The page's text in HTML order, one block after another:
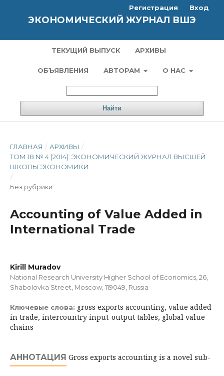
ЭКОНОМИЧЕСКИЙ ЖУРНАЛ ВШЭ
ТЕКУЩИЙ ВЫПУСК АРХИВЫ
ОБЪЯВЛЕНИЯ АВТОРАМ О НАС
Найти
Регистрация Вход
ГЛАВНАЯ / АРХИВЫ /
ТОМ 18 № 4 (2014): ЭКОНОМИЧЕСКИЙ ЖУРНАЛ ВЫСШЕЙ
ШКОЛЫ ЭКОНОМИКИ
/
Без рубрики
Accounting of Value Added in
International Trade
Kirill Muradov
National Research University Higher School of Economics, 26,
Shabolovka Street, Moscow, 119049, Russia
Ключевые слова: gross exports accounting, value added
in trade, intercountry input-output tables, global value
chains
АННОТАЦИЯ Gross exports accounting is a novel sub-